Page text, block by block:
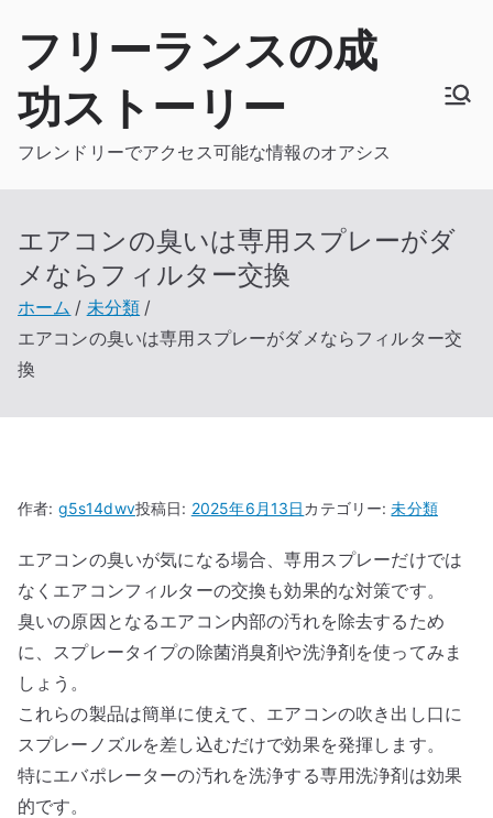
フリーランスの成
功ストーリー
フレンドリーでアクセス可能な情報のオアシス
エアコンの臭いは専用スプレーがダ
メならフィルター交換
ホーム
未分類
エアコンの臭いは専用スプレーがダメならフィルター交
換
作者: g5s14dwv投稿日: 2025年6月13日カテゴリー:未分類
エアコンの臭いが気になる場合、専用スプレーだけでは
なくエアコンフィルターの交換も効果的な対策です。
臭いの原因となるエアコン内部の汚れを除去するため
に、スプレータイプの除菌消臭剤や洗浄剤を使ってみま
しょう。
これらの製品は簡単に使えて、エアコンの吹き出し口に
スプレーノズルを差し込むだけで効果を発揮します。
特にエバポレーターの汚れを洗浄する専用洗浄剤は効果
的です。